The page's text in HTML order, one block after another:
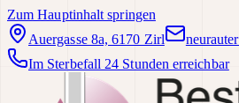
Zum Hauptinhalt springen
Auergasse 8a, 6170 Zirl
Im Sterbefall 24 Stunden erreichbar